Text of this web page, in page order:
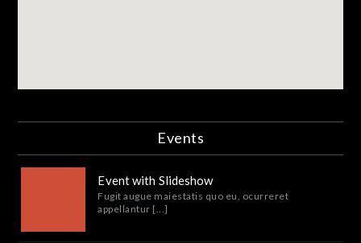
Events
Event with Slideshow
Fugit augue maiestatis quo eu, ocurreret
appellantur [...]